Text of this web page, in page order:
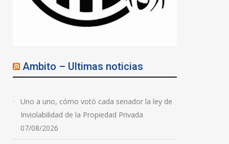
Ambito – Ultimas noticias
Uno a uno, cómo votó cada senador la ley de
Inviolabilidad de la Propiedad Privada
07/08/2026